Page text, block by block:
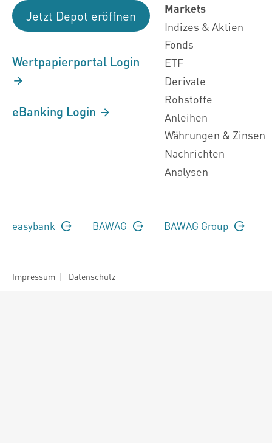
Jetzt Depot eröffnen
Wertpapierportal Login
eBanking Login
Markets
Indizes & Aktien
Fonds
ETF
Derivate
Rohstoffe
Anleihen
Währungen & Zinsen
Nachrichten
Analysen
easybank BAWAG BAWAG Group
Impressum | Datenschutz